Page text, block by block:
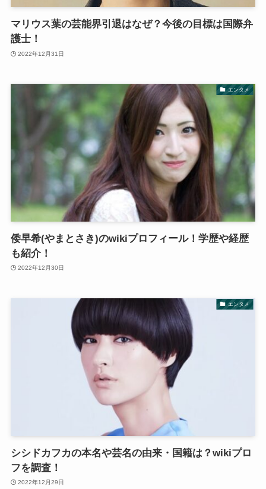
マリウス葉の芸能界引退はなぜ？今後の目標は国際弁
護士！
2022年12月31日
エンタメ
倭早希(やまとさき)のwikiプロフィール！学歴や経歴
も紹介！
2022年12月30日
エンタメ
シシドカフカの本名や芸名の由来・国籍は？wikiプロ
フを調査！
2022年12月29日